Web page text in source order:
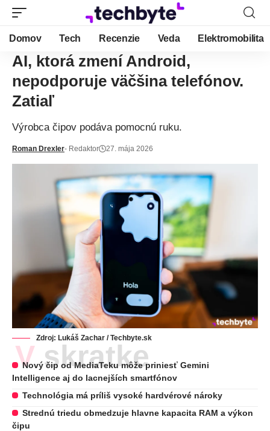
Domov Tech Recenzie Veda Elektromobilita
AI, ktorá zmení Android,
nepodporuje väčšina telefónov.
Zatiaľ
Výrobca čipov podáva pomocnú ruku.
Roman Drexler- Redaktor 27. mája 2026
Zdroj: Lukáš Zachar / Techbyte.sk
V skratke
Nový čip od MediaTeku môže priniesť Gemini
Intelligence aj do lacnejších smartfónov
Technológia má príliš vysoké hardvérové nároky
Strednú triedu obmedzuje hlavne kapacita RAM a výkon
čipu